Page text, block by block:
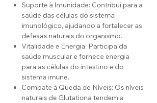
Suporte à Imunidade: Contribui para a
saúde das células do sistema
imunológico, ajudando a fortalecer as
defesas naturais do organismo.
Vitalidade e Energia: Participa da
saúde muscular e fornece energia
para as células do intestino e do
sistema imune.
Combate à Queda de Níveis: Os níveis
naturais de Glutationa tendem a